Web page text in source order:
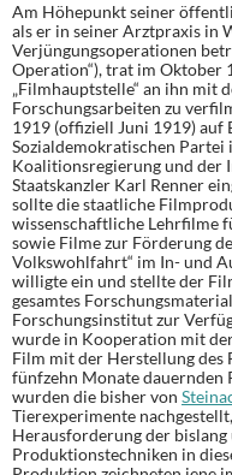
Am Höhepunkt seiner
als er in seiner Arztpraxis in
Verjüngungsoperationen
Operation“), trat im Oktober
„Filmhauptstelle“ an ihn mit
Forschungsarbeiten zu
1919 (offiziell Juni 1919) auf
Sozialdemokratischen Partei
Koalitionsregierung und der
Staatskanzler Karl Renner
sollte die staatliche
wissenschaftliche Lehrfilme
sowie Filme zur Förderung
Volkswohlfahrt“ im In- und
willigte ein und stellte der
gesamtes
Forschungsinstitut zur
wurde in Kooperation mit
Film mit der Herstellung des
fünfzehn Monate dauernden
wurden die bisher von
Tierexperimente
Herausforderung der bislang
Produktionstechniken in